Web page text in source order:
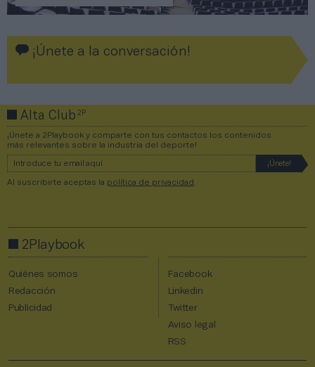
¡Únete a la conversación!
Alta Club2P
¡Únete a 2Playbook y comparte con tus contactos los contenidos
más relevantes sobre la industria del deporte!
Al suscribirte aceptas la política de privacidad
2Playbook
Quiénes somos
Redacción
Publicidad
Facebook
Linkedin
Twitter
Aviso legal
RSS